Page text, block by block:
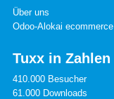
Über uns
Odoo-Alokai ecommerce
Tuxx in Zahlen
410.000 Besucher
61.000 Downloads